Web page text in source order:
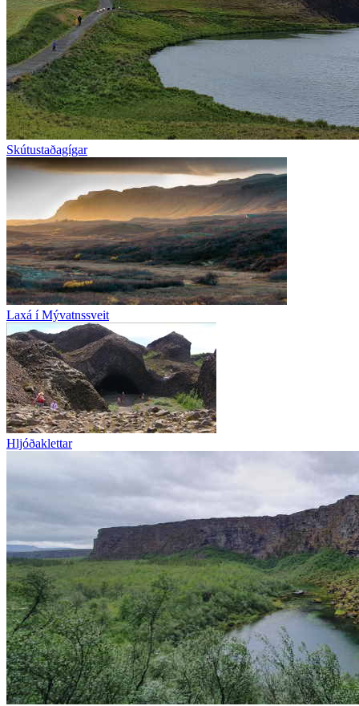
Skútustaðagígar
Laxá í Mývatnssveit
Hljóðaklettar